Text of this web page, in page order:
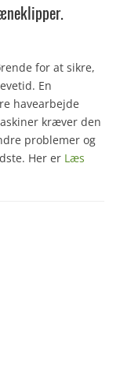
for at sikre,
En
havearbejde
kræver den
problemer og
Her er Læs